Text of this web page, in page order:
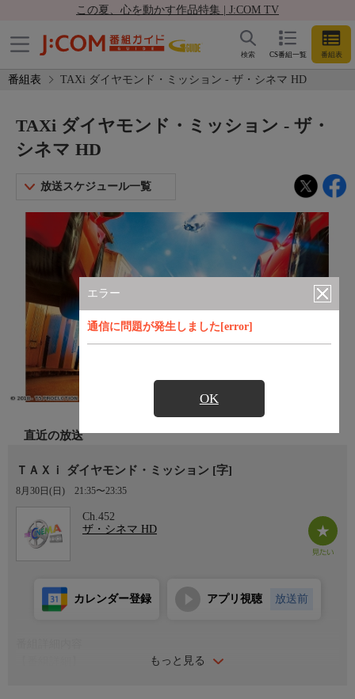
この夏、心を動かす作品特集 | J:COM TV
CS番組一覧 番組表
検索
番組表 TAXi ダイヤモンド・ミッション - ザ・シネマ HD
エラー
通信に問題が発生しました[error]
OK
TAXi ダイヤモンド・ミッション - ザ・
シネマ HD
放送スケジュール一覧
直近の放送
ＴＡＸｉ ダイヤモンド・ミッション [字]
8月30日(日) 21:35〜23:35
Ch.452
ザ・シネマ HD
もっと見る
カレンダー登録 アプリ視聴 放送前